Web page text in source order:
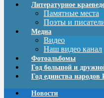
Литературное
Памятные места
Поэты и
Медиа
Видео
Наш видео канал
Фотоальбомы
Год большой и
Год единства народов
Новости